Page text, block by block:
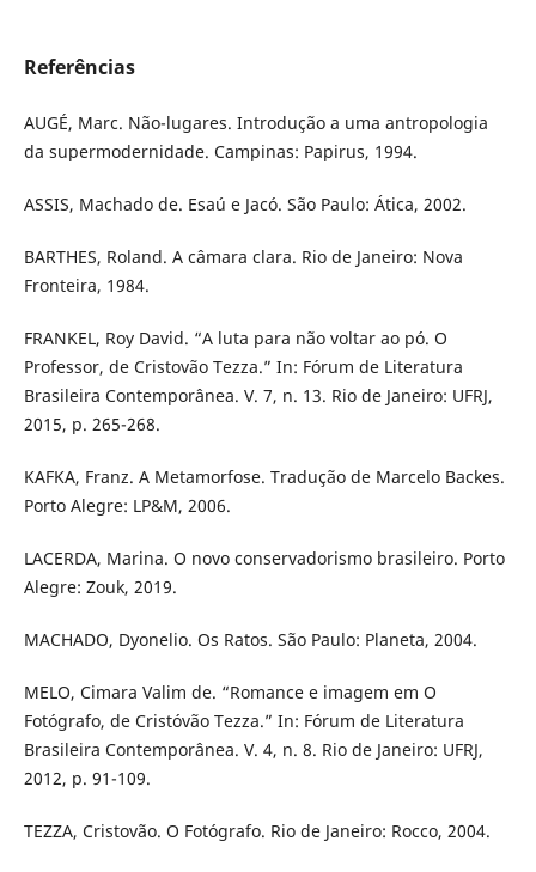
Referências
AUGÉ, Marc. Não-lugares. Introdução a uma antropologia
da supermodernidade. Campinas: Papirus, 1994.
ASSIS, Machado de. Esaú e Jacó. São Paulo: Ática, 2002.
BARTHES, Roland. A câmara clara. Rio de Janeiro: Nova
Fronteira, 1984.
FRANKEL, Roy David. “A luta para não voltar ao pó. O
Professor, de Cristovão Tezza.” In: Fórum de Literatura
Brasileira Contemporânea. V. 7, n. 13. Rio de Janeiro: UFRJ,
2015, p. 265-268.
KAFKA, Franz. A Metamorfose. Tradução de Marcelo Backes.
Porto Alegre: LP&M, 2006.
LACERDA, Marina. O novo conservadorismo brasileiro. Porto
Alegre: Zouk, 2019.
MACHADO, Dyonelio. Os Ratos. São Paulo: Planeta, 2004.
MELO, Cimara Valim de. “Romance e imagem em O
Fotógrafo, de Cristóvão Tezza.” In: Fórum de Literatura
Brasileira Contemporânea. V. 4, n. 8. Rio de Janeiro: UFRJ,
2012, p. 91-109.
TEZZA, Cristovão. O Fotógrafo. Rio de Janeiro: Rocco, 2004.